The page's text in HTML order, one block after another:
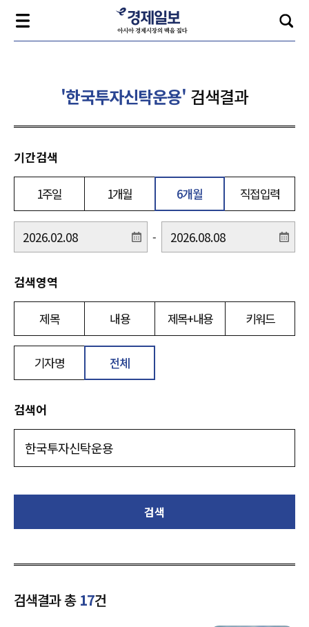
'한국투자신탁운용' 검색결과
기간검색
1주일 1개월 6개월 직접입력
-
검색영역
제목 내용 제목+내용 키워드
기자명 전체
검색어
검색
검색결과 총 17건